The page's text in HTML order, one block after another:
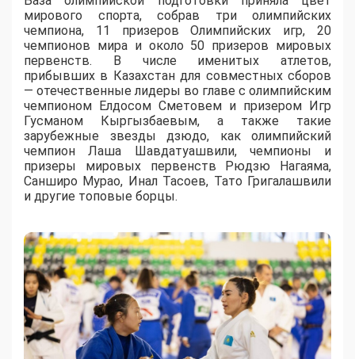
мирового спорта, собрав три олимпийских
чемпиона, 11 призеров Олимпийских игр, 20
чемпионов мира и около 50 призеров мировых
первенств. В числе именитых атлетов,
прибывших в Казахстан для совместных сборов
— отечественные лидеры во главе с олимпийским
чемпионом Елдосом Сметовем и призером Игр
Гусманом Кыргызбаевым, а также такие
зарубежные звезды дзюдо, как олимпийский
чемпион Лаша Шавдатуашвили, чемпионы и
призеры мировых первенств Рюдзю Нагаяма,
Санширо Мурао, Инал Тасоев, Тато Григалашвили
и другие топовые борцы.